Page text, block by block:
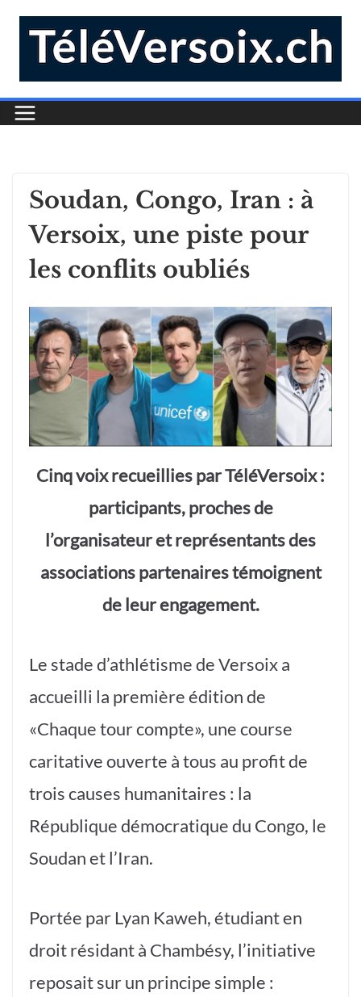
Soudan, Congo, Iran : à
Versoix, une piste pour
les conflits oubliés
Cinq voix recueillies par TéléVersoix :
participants, proches de
l’organisateur et représentants des
associations partenaires témoignent
de leur engagement.
Le stade d’athlétisme de Versoix a
accueilli la première édition de
«Chaque tour compte», une course
caritative ouverte à tous au profit de
trois causes humanitaires : la
République démocratique du Congo, le
Soudan et l’Iran.
Portée par Lyan Kaweh, étudiant en
droit résidant à Chambésy, l’initiative
reposait sur un principe simple :